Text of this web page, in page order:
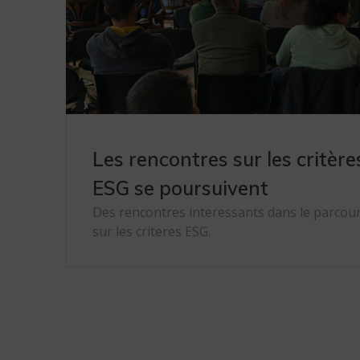
Les rencontres sur les
ESG se poursuivent
Des rencontres interessants dans le
sur les criteres ESG.